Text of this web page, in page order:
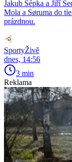
Jakub Šépka a Jiří
Mola a Søruma do
prázdnou.
SportyŽivě
dnes, 14:56
3 min
Reklama